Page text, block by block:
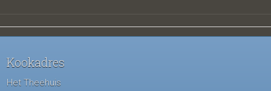
Kookadres
Het Theehuis